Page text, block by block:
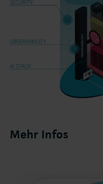
Mehr Infos